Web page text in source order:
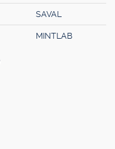
SAVAL
MINTLAB